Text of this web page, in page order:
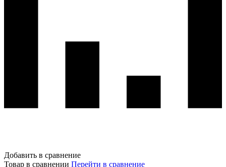
Добавить в сравнение
Товар в сравнении Перейти в сравнение